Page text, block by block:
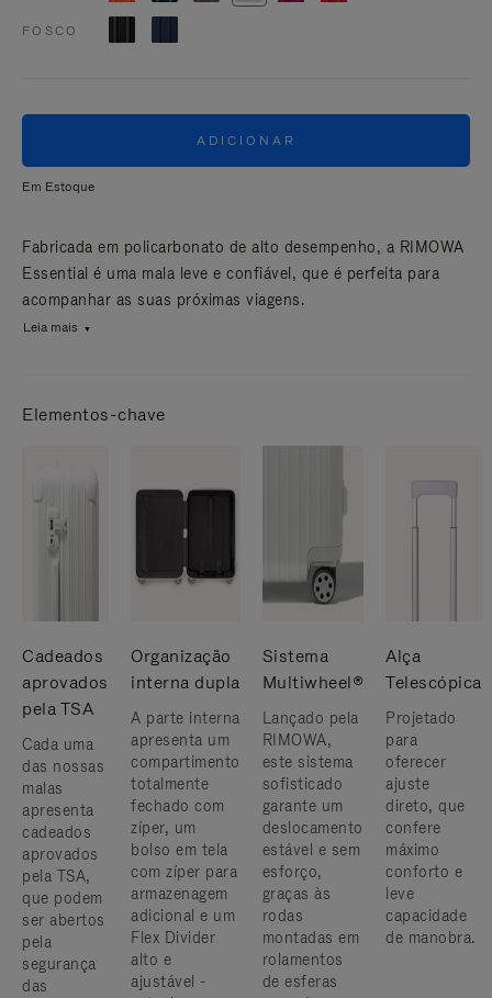
FOSCO
ADICIONAR
Em Estoque
Fabricada em policarbonato de alto desempenho, a RIMOWA
Essential é uma mala leve e confiável, que é perfeita para
acompanhar as suas próximas viagens.
Leia mais
Elementos-chave
Cadeados
aprovados
pela TSA
Cada uma
das nossas
malas
apresenta
cadeados
aprovados
pela TSA,
que podem
ser abertos
pela
segurança
das
Organização
interna dupla
A parte interna
apresenta um
compartimento
totalmente
fechado com
zíper, um
bolso em tela
com zíper para
armazenagem
adicional e um
Flex Divider
alto e
ajustável -
Sistema
Multiwheel®
Lançado pela
RIMOWA,
este sistema
sofisticado
garante um
deslocamento
estável e sem
esforço,
graças às
rodas
montadas em
rolamentos
de esferas
Alça
Telescópica
Projetado
para
oferecer
ajuste
direto, que
confere
máximo
conforto e
leve
capacidade
de manobra.